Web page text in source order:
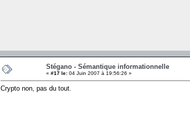
Stégano - Sémantique informationnelle
« #17 le: 04 Juin 2007 à 19:56:26 »
Crypto non, pas du tout.